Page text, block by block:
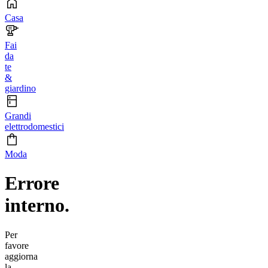
Casa
Fai
da
te
&
giardino
Grandi
elettrodomestici
Moda
Errore
interno.
Per
favore
aggiorna